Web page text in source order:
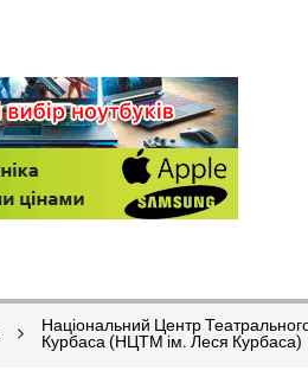
Національний Центр
Курбаса (НЦТМ ім. Леся Курбаса)